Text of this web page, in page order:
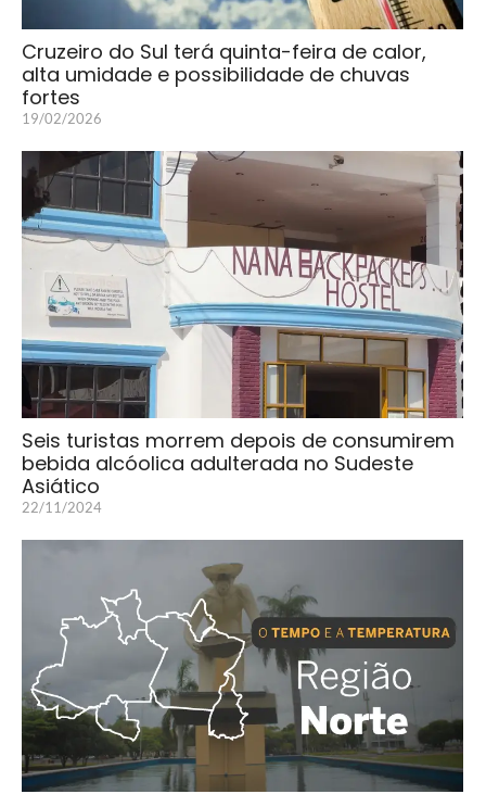
Cruzeiro do Sul terá quinta-feira de calor,
alta umidade e possibilidade de chuvas
fortes
19/02/2026
Seis turistas morrem depois de consumirem
bebida alcóolica adulterada no Sudeste
Asiático
22/11/2024